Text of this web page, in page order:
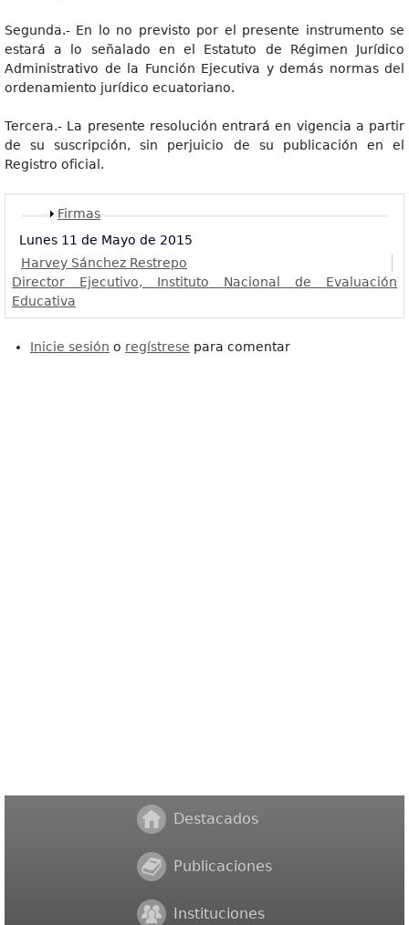
Segunda.- En lo no previsto por el presente instrumento se
estará a lo señalado en el Estatuto de Régimen Jurídico
Administrativo de la Función Ejecutiva y demás normas del
ordenamiento jurídico ecuatoriano.
Tercera.- La presente resolución entrará en vigencia a partir
de su suscripción, sin perjuicio de su publicación en el
Registro oficial.
Mostrar
Firmas
Lunes 11 de Mayo de 2015
Harvey Sánchez Restrepo
Director Ejecutivo, Instituto Nacional de Evaluación
Educativa
Inicie sesión o regístrese para comentar
Destacados
Publicaciones
Instituciones